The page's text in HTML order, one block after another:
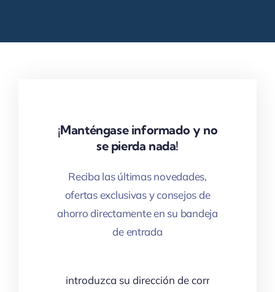
¡Manténgase informado y no
se pierda nada!
Reciba las últimas novedades,
ofertas exclusivas y consejos de
ahorro directamente en su bandeja
de entrada